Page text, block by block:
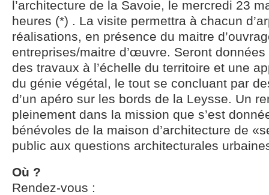
l’architecture de la Savoie, le mercredi 23
heures (*) . La visite permettra à chacun
réalisations, en présence du maitre
entreprises/maitre d’œuvre. Seront
des travaux à l’échelle du territoire et une
du génie végétal, le tout se concluant par
d’un apéro sur les bords de la Leysse. Un
pleinement dans la mission que s’est
bénévoles de la maison d’architecture de
public aux questions architecturales
Où ?
Rendez-vous :